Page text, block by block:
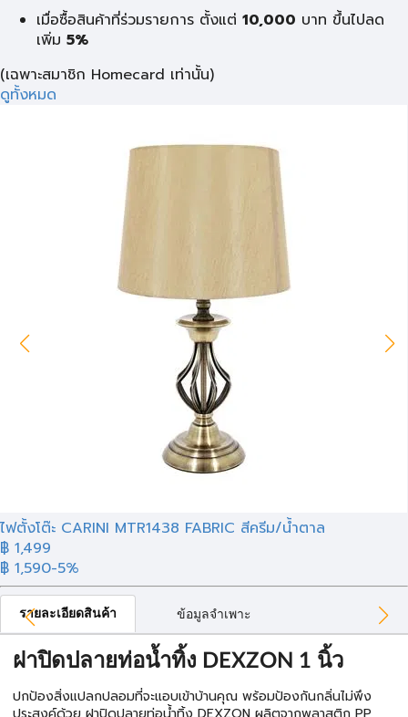
เมื่อซื้อสินค้าที่ร่วมรายการ ตั้งแต่ 10,000 บาท ขึ้นไปลด
เพิ่ม 5%
(เฉพาะสมาชิก Homecard เท่านั้น)
ดูทั้งหมด
ไฟตั้งโต๊ะ CARINI MTR1438 FABRIC สีครีม/น้ำตาล
฿ 1,499
฿ 1,590-5%
รายละเอียดสินค้า ข้อมูลจำเพาะ
ฝาปิดปลายท่อน้ำทิ้ง DEXZON 1 นิ้ว
ปกป้องสิ่งแปลกปลอมที่จะแอบเข้าบ้านคุณ พร้อมป้องกันกลิ่นไม่พึง